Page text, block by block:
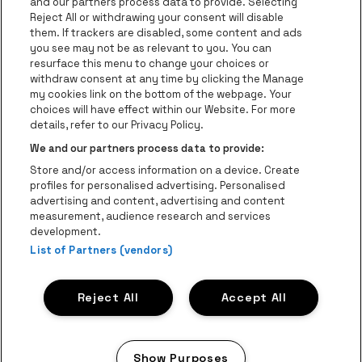
Ga naar de website van Coca-Cola
Ga naar de website van
Ga naar de
Ga naar de website van Champagne
Ga naar de website
Ga naar de website van Het
Ga naar de
AFAS Dome is een deel van be•at
AFAS Dome
Schijnpoortweg 119, 2170 Antwerpen
Be-At Venues
Schijnpoortweg 119, 2170 Antwerpen
BTW (BE) 0461.051.688 - RPR Antwerpen
BNP Paribas Fortis - IBAN: BE93 2200 4925 0067 - BIC:
GEBABEBB
ProclaimerCookiesManage my cookiesPrivacy
Reject All or withdrawing your consent will disable
them. If trackers are disabled, some content and ads
you see may not be as relevant to you. You can
resurface this menu to change your choices or
withdraw consent at any time by clicking the Manage
my cookies link on the bottom of the webpage. Your
choices will have effect within our Website. For more
details, refer to our Privacy Policy.
We and our partners process data to provide:
Store and/or access information on a device. Create
profiles for personalised advertising. Personalised
advertising and content, advertising and content
measurement, audience research and services
development.
List of Partners (vendors)
Accept All
Reject All
Show Purposes